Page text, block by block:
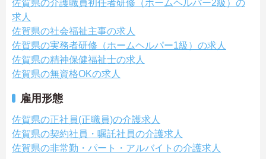
佐賀県の介護職員初任者研修（ホームヘルパー2級）の
求人
佐賀県の社会福祉主事の求人
佐賀県の実務者研修（ホームヘルパー1級）の求人
佐賀県の精神保健福祉士の求人
佐賀県の無資格OKの求人
雇用形態
佐賀県の正社員(正職員)の介護求人
佐賀県の契約社員・嘱託社員の介護求人
佐賀県の非常勤・パート・アルバイトの介護求人